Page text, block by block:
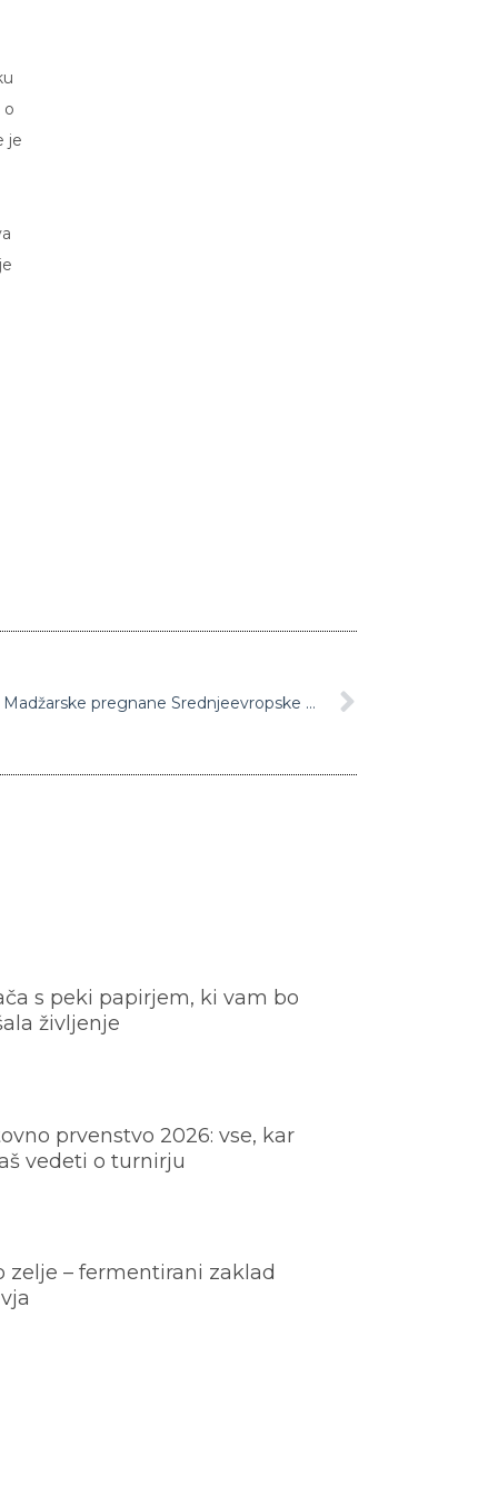
o
je
Avstrija ponuja Dunaj za sedež z Madžarske pregnane Srednjeevropske univerze
s peki papirjem, ki vam bo
življenje
prvenstvo 2026: vse, kar
vedeti o turnirju
zelje – fermentirani zaklad